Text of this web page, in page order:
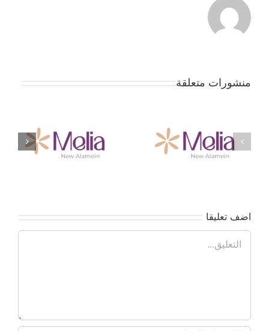
منشورات متعلقة
جمعية بداية – حفل
تخصيص كمبوند ميليا
اضف تعليقا
تعليق